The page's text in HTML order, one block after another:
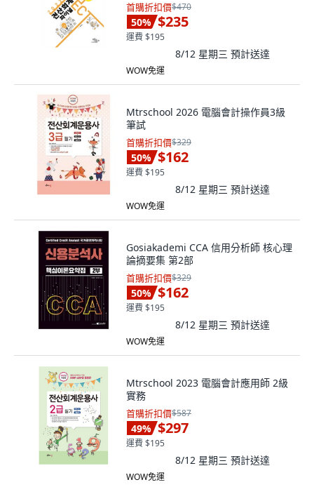
首購折扣價$470
50% $235
運費 $195
8/12 星期三 預計送達
WOW免運
Mtrschool 2026 電腦會計操作員3級
筆試
首購折扣價$329
50% $162
運費 $195
8/12 星期三 預計送達
WOW免運
Gosiakademi CCA 信用分析師 核心理
論摘要集 第2部
首購折扣價$329
50% $162
運費 $195
8/12 星期三 預計送達
WOW免運
Mtrschool 2023 電腦會計應用師 2級
實務
首購折扣價$587
49% $297
運費 $195
8/12 星期三 預計送達
WOW免運